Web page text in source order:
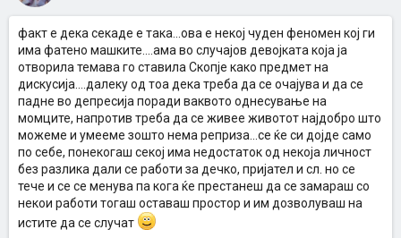
факт е дека секаде е така...ова е некој чуден феномен кој ги
има фатено машките....ама во случајов девојката која ја
отворила темава го ставила Скопје како предмет на
дискусија....далеку од тоа дека треба да се очајува и да се
падне во депресија поради ваквото однесување на
момците, напротив треба да се живее животот најдобро што
можеме и умееме зошто нема реприза...се ќе си дојде само
по себе, понекогаш секој има недостаток од некоја личност
без разлика дали се работи за дечко, пријател и сл. но се
тече и се се менува па кога ќе престанеш да се замараш со
некои работи тогаш оставаш простор и им дозволуваш на
истите да се случат